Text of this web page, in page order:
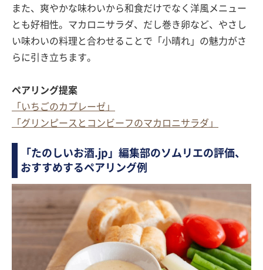
また、爽やかな味わいから和食だけでなく洋風メニュー
とも好相性。マカロニサラダ、だし巻き卵など、やさし
い味わいの料理と合わせることで「小晴れ」の魅力がさ
らに引き立ちます。
ペアリング提案
「いちごのカプレーゼ」
「グリンピースとコンビーフのマカロニサラダ」
「たのしいお酒.jp」編集部のソムリエの評価、
おすすめするペアリング例